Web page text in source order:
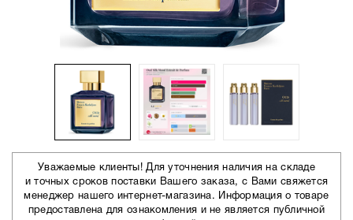
Уважаемые клиенты! Для уточнения наличия на складе
и точных сроков поставки Вашего заказа, с Вами свяжется
менеджер нашего интернет-магазина. Информация о товаре
предоставлена для ознакомления и не является публичной